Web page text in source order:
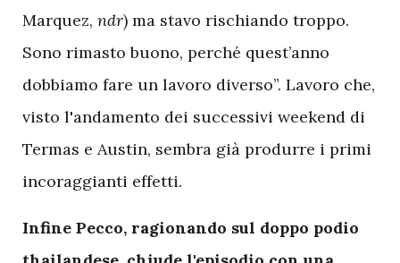
Marquez, ndr) ma stavo rischiando troppo.
Sono rimasto buono, perché quest’anno
dobbiamo fare un lavoro diverso”. Lavoro che,
visto l'andamento dei successivi weekend di
Termas e Austin, sembra già produrre i primi
incoraggianti effetti.
Infine Pecco, ragionando sul doppo podio